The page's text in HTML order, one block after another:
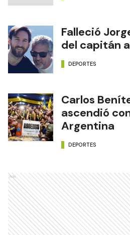
Falleció
del capitán
DEPORTES
Carlos
ascendió
Argentina
DEPORTES
Ads